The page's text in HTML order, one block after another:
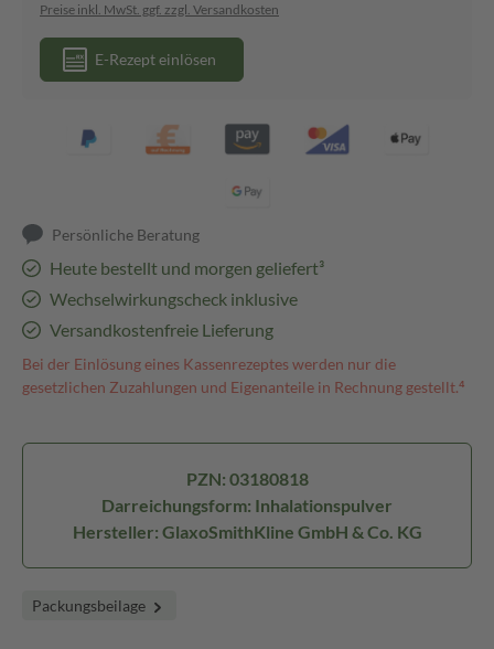
Preise inkl. MwSt. ggf. zzgl. Versandkosten
E-Rezept einlösen
Persönliche Beratung
Heute bestellt und morgen geliefert³
Wechselwirkungscheck inklusive
Versandkostenfreie Lieferung
Bei der Einlösung eines Kassenrezeptes werden nur die
gesetzlichen Zuzahlungen und Eigenanteile in Rechnung gestellt.⁴
PZN: 03180818
Darreichungsform: Inhalationspulver
Hersteller: GlaxoSmithKline GmbH & Co. KG
Packungsbeilage